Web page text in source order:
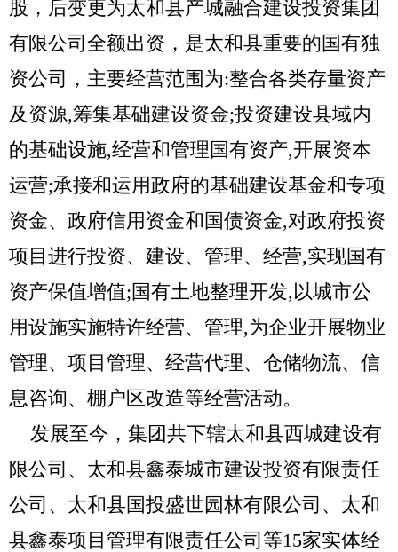
股，后变更为太和县产城融合建设投资集团
有限公司全额出资，是太和县重要的国有独
资公司， 主要经营范围为:整合各类存量资产
及资源,筹集基础建设资金;投资建设县域内
的基础设施,经营和管理国有资产,开展资本
运营;承接和运用政府的基础建设基金和专项
资金、政府信用资金和国债资金,对政府投资
项目进行投资、建设、管理、经营,实现国有
资产保值增值;国有土地整理开发,以城市公
用设施实施特许经营、管理,为企业开展物业
管理、项目管理、经营代理、仓储物流、信
息咨询、棚户区改造等经营活动。
发展至今，集团共下辖太和县西城建设有
限公司、太和县鑫泰城市建设投资有限责任
公司、太和县国投盛世园林有限公司、太和
县鑫泰项目管理有限责任公司等15家实体经